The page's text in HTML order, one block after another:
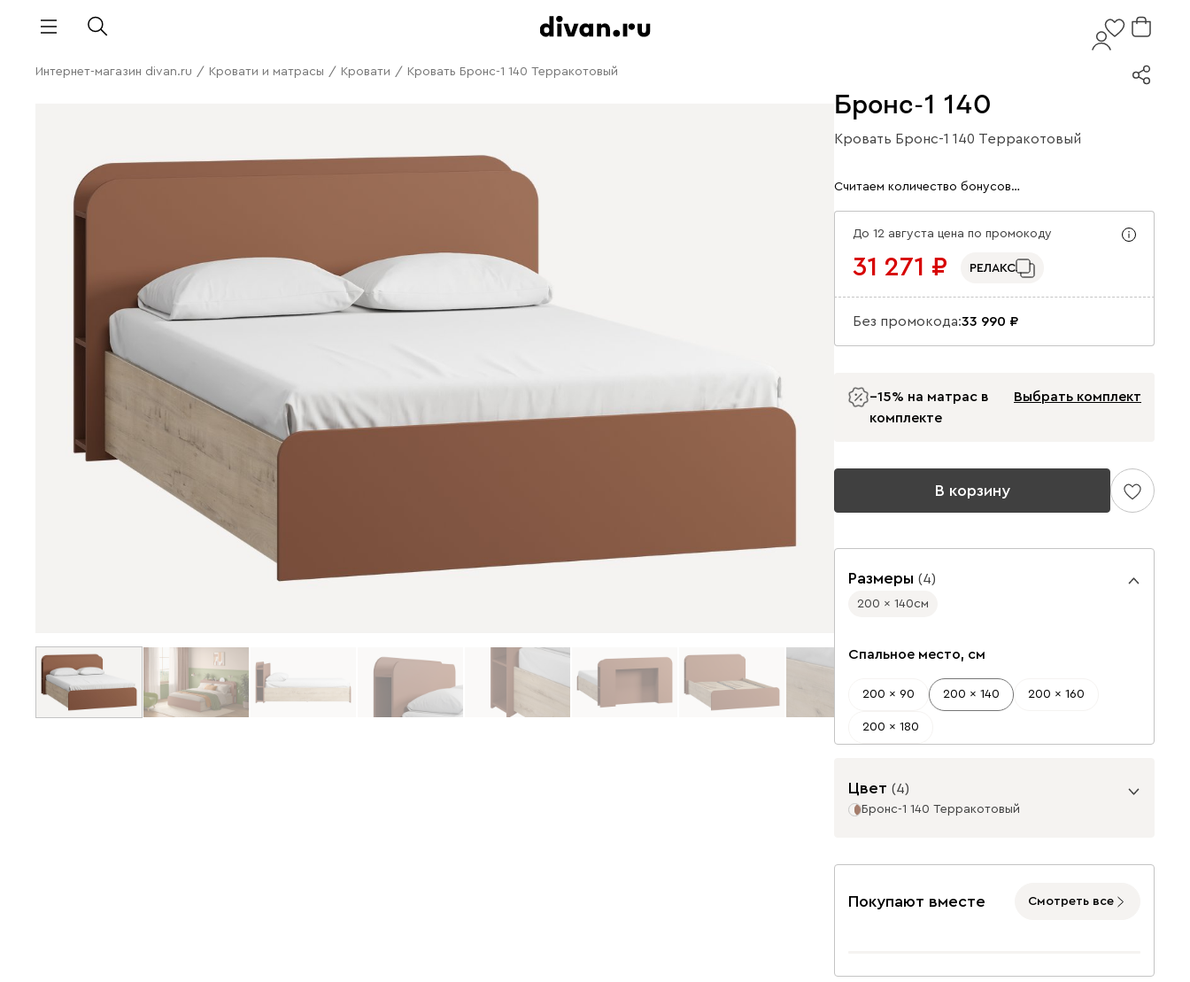
Интернет-магазин divan.ru / Кровати и матрасы / Кровати / Кровать Бронс-1 140 Терракотовый
Бронс-1 140
Кровать Бронс-1 140 Терракотовый
Арт. 260773
Считаем количество бонусов…
До 12 августа цена по промокоду
31 271 РЕЛАКС
Без промокода:33 990
−15% на матрас в
комплекте
Выбрать комплект
В корзину
Размеры (4)
200 x 140см
Спальное место, см
200 x 90 200 x 140 200 x 160
200 x 180
Цвет (4)
Бронс-1 140 Терракотовый
Покупают вместе Смотреть все